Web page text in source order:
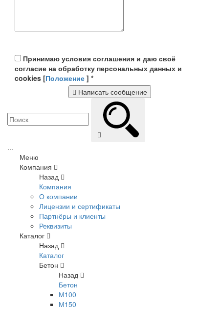
Принимаю условия соглашения и даю своё
согласие на обработку персональных данных и
cookies [Положение ] *
Написать сообщение
...
Меню
Компания
Назад
Компания
О компании
Лицензии и сертификаты
Партнёры и клиенты
Реквизиты
Каталог
Назад
Каталог
Бетон
Назад
Бетон
М100
М150